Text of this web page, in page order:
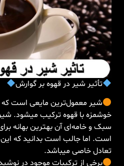
تأثیر شیر در قهوه بر گوارش
شیر معمول‌ترین مایعی است
خوشمزه با قهوه ترکیب میشود.
سبک و خامه‌ای آن بهترین بهانه
است. اما جالب است بدانید که
تعادل خاصی میباشد.
برخی از ترکیبات موجود در